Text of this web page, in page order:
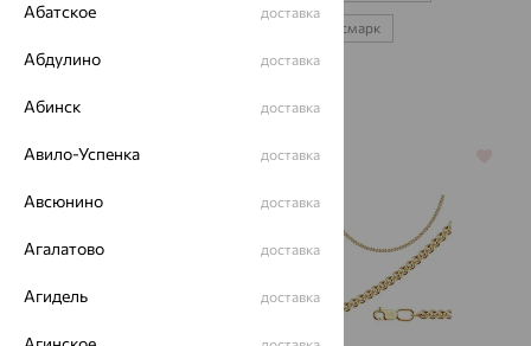
бисмарк
серебряные
64% 64%
Абатское доставка
Абдулино доставка
Абинск доставка
Авило-Успенка доставка
Авсюнино доставка
Агалатово доставка
Агидель доставка